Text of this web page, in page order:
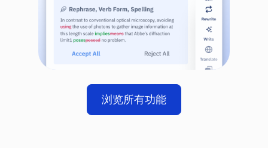
浏览所有功能